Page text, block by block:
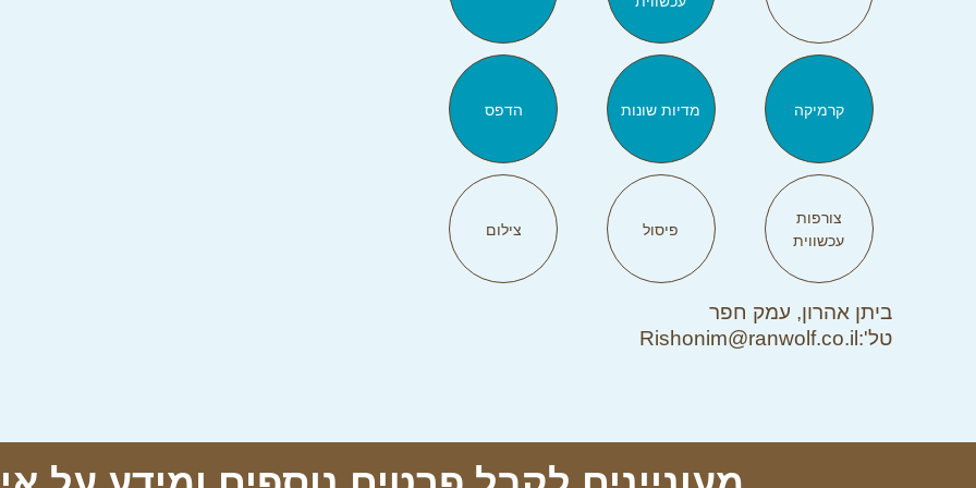
קרמיקה מדיות שונות הדפס
צורפות
עכשווית
פיסול צילום
ביתן אהרון, עמק חפר
טל':Rishonim@ranwolf.co.il